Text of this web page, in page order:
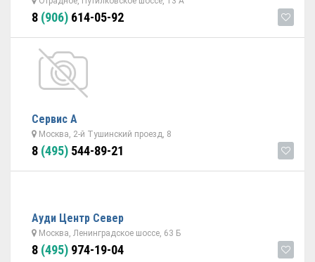
8 (906) 614-05-92
Сервис А
Москва, 2-й Тушинский проезд, 8
8 (495) 544-89-21
Ауди Центр Север
Москва, Ленинградское шоссе, 63 Б
8 (495) 974-19-04